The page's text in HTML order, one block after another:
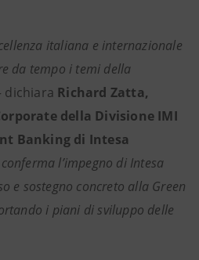
italiana e internazionale
da tempo i temi della
dichiara Richard Zatta,
della Divisione IMI
Banking di Intesa
l’impegno di Intesa
e sostegno concreto alla Green
i piani di sviluppo delle